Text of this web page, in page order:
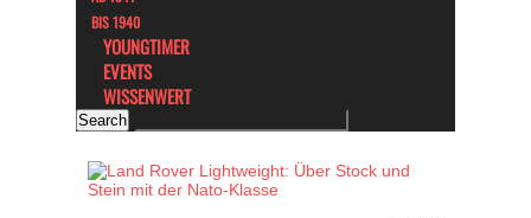
BIS 1940
YOUNGTIMER
EVENTS
WISSENWERT